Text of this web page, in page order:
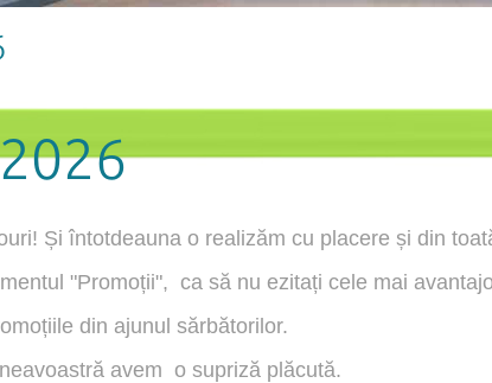
Și întotdeauna o realizăm cu placere și din
"Promoții", ca să nu ezitați cele mai
din ajunul sărbătorilor.
avem o supriză plăcută.